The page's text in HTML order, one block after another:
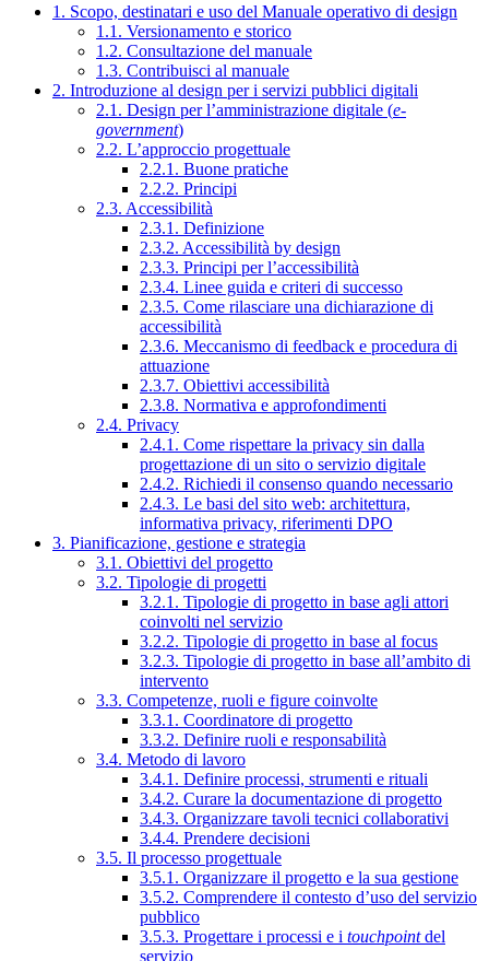
1. Scopo, destinatari e uso del Manuale operativo di design
1.1. Versionamento e storico
1.2. Consultazione del manuale
1.3. Contribuisci al manuale
2. Introduzione al design per i servizi pubblici digitali
2.1. Design per l’amministrazione digitale (e-
government)
2.2. L’approccio progettuale
2.2.1. Buone pratiche
2.2.2. Principi
2.3. Accessibilità
2.3.1. Definizione
2.3.2. Accessibilità by design
2.3.3. Principi per l’accessibilità
2.3.4. Linee guida e criteri di successo
2.3.5. Come rilasciare una dichiarazione di
accessibilità
2.3.6. Meccanismo di feedback e procedura di
attuazione
2.3.7. Obiettivi accessibilità
2.3.8. Normativa e approfondimenti
2.4. Privacy
2.4.1. Come rispettare la privacy sin dalla
progettazione di un sito o servizio digitale
2.4.2. Richiedi il consenso quando necessario
2.4.3. Le basi del sito web: architettura,
informativa privacy, riferimenti DPO
3. Pianificazione, gestione e strategia
3.1. Obiettivi del progetto
3.2. Tipologie di progetti
3.2.1. Tipologie di progetto in base agli attori
coinvolti nel servizio
3.2.2. Tipologie di progetto in base al focus
3.2.3. Tipologie di progetto in base all’ambito di
intervento
3.3. Competenze, ruoli e figure coinvolte
3.3.1. Coordinatore di progetto
3.3.2. Definire ruoli e responsabilità
3.4. Metodo di lavoro
3.4.1. Definire processi, strumenti e rituali
3.4.2. Curare la documentazione di progetto
3.4.3. Organizzare tavoli tecnici collaborativi
3.4.4. Prendere decisioni
3.5. Il processo progettuale
3.5.1. Organizzare il progetto e la sua gestione
3.5.2. Comprendere il contesto d’uso del servizio
pubblico
3.5.3. Progettare i processi e i touchpointdel
servizio